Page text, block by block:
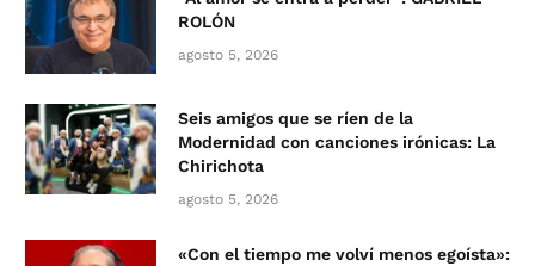
ROLÓN
agosto 5, 2026
Seis amigos que se ríen de la
Modernidad con canciones irónicas: La
Chirichota
agosto 5, 2026
«Con el tiempo me volví menos egoísta»: